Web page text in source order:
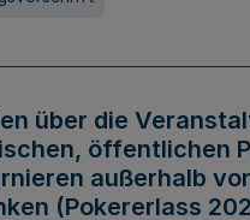
über die
öffentlichen
außerhalb
(Pokererlass